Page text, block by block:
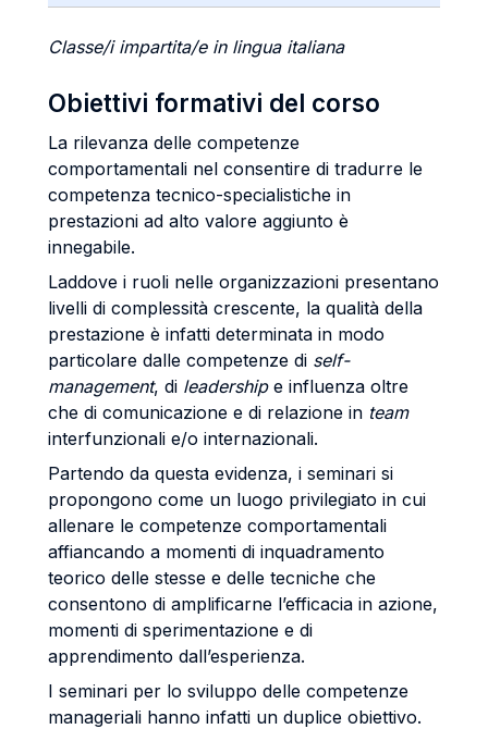
Classe/i impartita/e in lingua italiana
Obiettivi formativi del corso
La rilevanza delle competenze
comportamentali nel consentire di tradurre le
competenza tecnico-specialistiche in
prestazioni ad alto valore aggiunto è
innegabile.
Laddove i ruoli nelle organizzazioni presentano
livelli di complessità crescente, la qualità della
prestazione è infatti determinata in modo
particolare dalle competenze di self-
management, di leadershipe influenza oltre
che di comunicazione e di relazione in team
interfunzionali e/o internazionali.
Partendo da questa evidenza, i seminari si
propongono come un luogo privilegiato in cui
allenare le competenze comportamentali
affiancando a momenti di inquadramento
teorico delle stesse e delle tecniche che
consentono di amplificarne l’efficacia in azione,
momenti di sperimentazione e di
apprendimento dall’esperienza.
I seminari per lo sviluppo delle competenze
manageriali hanno infatti un duplice obiettivo.